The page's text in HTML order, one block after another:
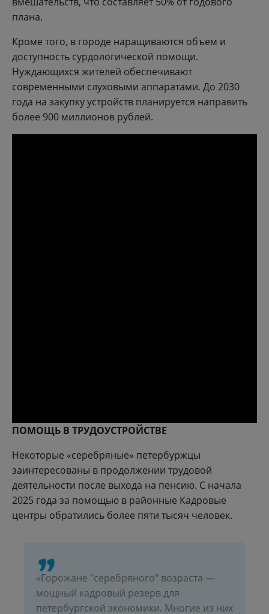
плана.
Кроме того, в городе наращиваются объем и
доступность сурдологической помощи.
Нуждающихся жителей обеспечивают
современными слуховыми аппаратами. До 2030
года на закупку устройств планируется направить
более 900 миллионов рублей.
ПОМОЩЬ В ТРУДОУСТРОЙСТВЕ
Некоторые «серебряные» петербуржцы
заинтересованы в продолжении трудовой
деятельности после выхода на пенсию. С начала
2025 года за помощью в районные Кадровые
центры обратились более пяти тысяч человек.
«Горожане "серебряного" возраста —
мощный кадровый резерв для
петербургской экономики. Многие из них